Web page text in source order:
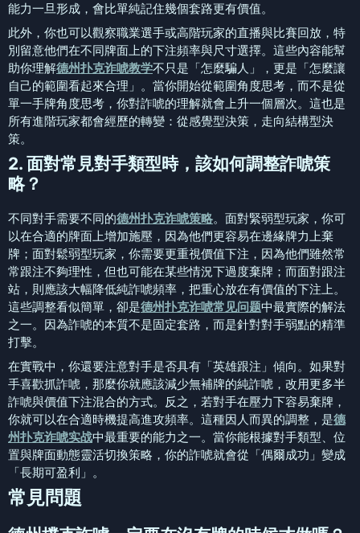
能力一旦形成，會比單純記住幾個套路更有價值。
此外，你也可以觀察職業選手或高階玩家的直播與比賽回放，特
別留意他們在不同牌面上的下注頻率與尺寸選擇。這些內容能幫
助你理解德州扑克诈唬教学不只是「怎麼騙人」，更是「怎麼讓
自己的範圍看起來合理」。當你開始從範圍角度思考，而不是從
單一手牌角度思考，你對詐唬的理解就會上升一個層次。這也是
所有進階玩家都會經歷的轉變：從感覺型決策，走向結構型決
策。
2. 面對常見對手類型時，該如何調整詐唬策
略？
不同對手需要不同的德州扑克诈唬策略。面對緊弱型玩家，你可
以在合適的牌面上增加施壓，因為他們更容易在邊緣牌力上棄
牌；面對鬆弱型玩家，你需要更重視價值下注，因為他們雖然常
常跟注不夠理性，但也可能在某些情況下過度棄牌；而面對跟注
站，則應該大幅降低純詐唬頻率，把重心放在有價值的下注上。
這些調整看似簡單，卻是德州扑克诈唬常见问题中最實際的解法
之一。因為詐唬的本質不是固定套路，而是針對對手弱點的精準
打擊。
在實戰中，你還要注意對手是否具有「英雄跟注」傾向。如果對
手喜歡抓詐唬，那麼你就應該減少無補牌的純詐唬，改用更多半
詐唬與價值下注混合的方式。反之，若對手在壓力下容易棄牌，
你就可以在合適時機提高進攻頻率。這種因人而異的調整，是德
州扑克诈唬实战中最重要的能力之一。當你能根據對手類型、位
置與牌面動態靈活切換策略，你的詐唬就會從「偶爾成功」變成
「長期可盈利」。
常見問題